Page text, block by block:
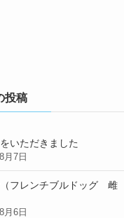
投稿
いただきました
月7日
（フレンチブルドッグ
月6日